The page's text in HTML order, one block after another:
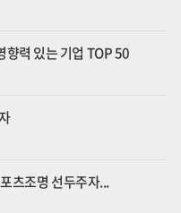
향력 있는 기업 TOP 50
츠조명 선두주자...